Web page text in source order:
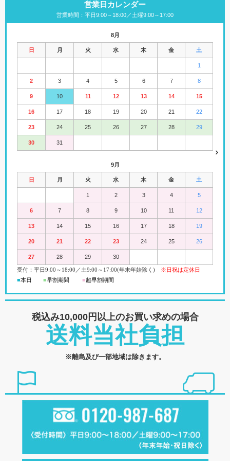
営業日カレンダー
営業時間：平日9:00～18:00／土曜9:00～17:00
8月
日 月 火 水 木 金 土
1
2 3 4 5 6 7 8
9 10 11 12 13 14 15
16 17 18 19 20 21 22
23 24 25 26 27 28 29
30 31
9月
日 月 火 水 木 金 土
1 2 3 4 5
6 7 8 9 10 11 12
13 14 15 16 17 18 19
20 21 22 23 24 25 26
27 28 29 30
受付：平日9:00 ～18:00 ／ 土9:00 ～ 17:00(年末年始除く) ※日祝は定休日
■本日 ■早割期間 ■超早割期間
税込み10,000円以上のお買い求めの場合
送料当社負担
※離島及び一部地域は除きます。